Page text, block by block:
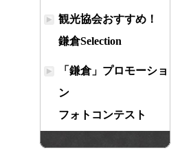
観光協会おすすめ！
鎌倉Selection
「鎌倉」プロモーショ
ン
フォトコンテスト